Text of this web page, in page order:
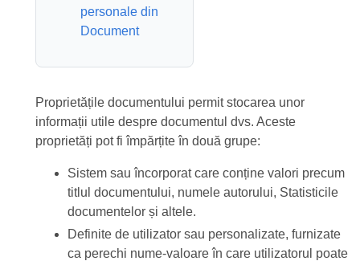
personale din
Document
Proprietățile documentului permit stocarea unor
informații utile despre documentul dvs. Aceste
proprietăți pot fi împărțite în două grupe:
Sistem sau încorporat care conține valori precum
titlul documentului, numele autorului, Statisticile
documentelor și altele.
Definite de utilizator sau personalizate, furnizate
ca perechi nume-valoare în care utilizatorul poate